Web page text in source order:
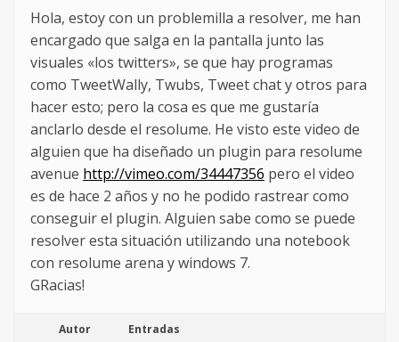
Hola, estoy con un problemilla a resolver, me han
encargado que salga en la pantalla junto las
visuales «los twitters», se que hay programas
como TweetWally, Twubs, Tweet chat y otros para
hacer esto; pero la cosa es que me gustaría
anclarlo desde el resolume. He visto este video de
alguien que ha diseñado un plugin para resolume
avenue http://vimeo.com/34447356 pero el video
es de hace 2 años y no he podido rastrear como
conseguir el plugin. Alguien sabe como se puede
resolver esta situación utilizando una notebook
con resolume arena y windows 7.
GRacias!
Autor Entradas